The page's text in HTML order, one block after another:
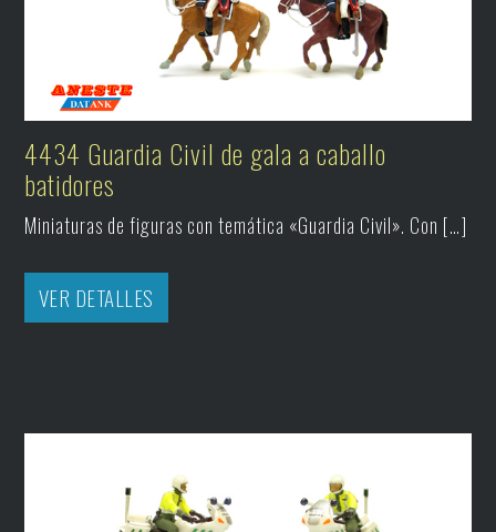
4434 Guardia Civil de gala a caballo
batidores
Miniaturas de figuras con temática «Guardia Civil». Con […]
VER DETALLES